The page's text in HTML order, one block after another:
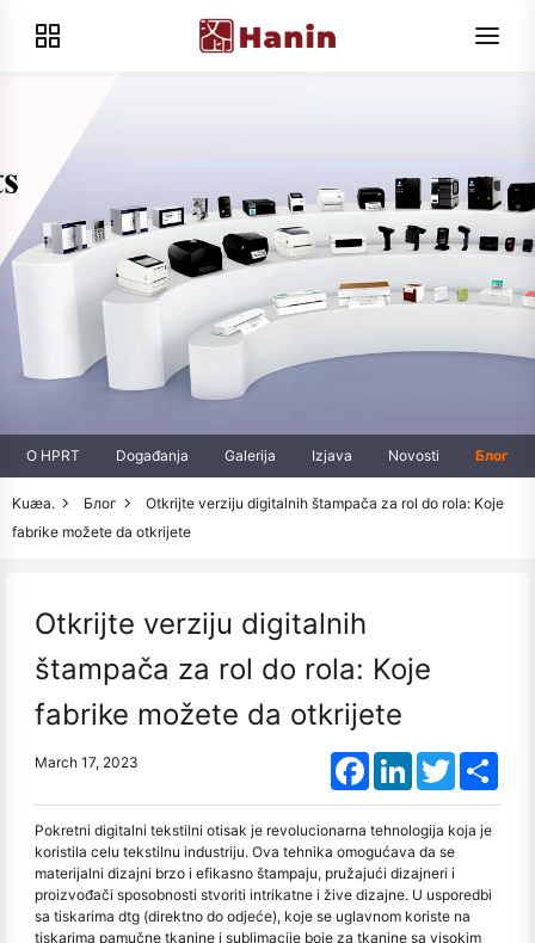
O HPRT Događanja Galerija Izjava Novosti Блог
Kuæa. Блог
Otkrijte verziju digitalnih štampača za rol do rola: Koje
fabrike možete da otkrijete
Otkrijte verziju digitalnih
štampača za rol do rola: Koje
fabrike možete da otkrijete
March 17, 2023 FacebookLinkedInTwitter
Pokretni digitalni tekstilni otisak je revolucionarna tehnologija koja je
koristila celu tekstilnu industriju. Ova tehnika omogućava da se
materijalni dizajni brzo i efikasno štampaju, pružajući dizajneri i
proizvođači sposobnosti stvoriti intrikatne i žive dizajne. U usporedbi
sa tiskarima dtg (direktno do odjeće), koje se uglavnom koriste na
tiskarima pamučne tkanine i sublimacije boje za tkanine sa visokim